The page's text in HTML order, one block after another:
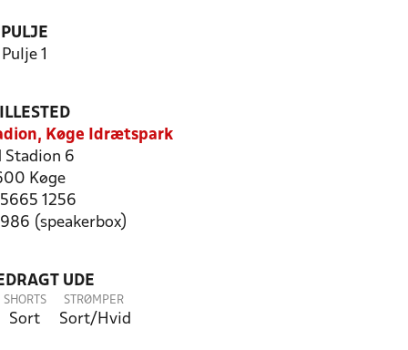
PULJE
Pulje 1
Køge Idrætspark
Stadion 6
Køge
1256
(speakerbox)
UDE
SHORTS
Sort
STRØMPER
Sort/Hvid